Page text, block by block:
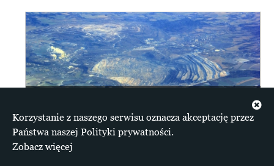
Kraków/Warszawa/Wrocław, 07.06.2023 r.
Wojewódzki Sąd Administracyjny w Warszawie
Korzystanie z naszego serwisu oznacza akceptację przez
Państwa naszej Polityki prywatności.
Zobacz więcej